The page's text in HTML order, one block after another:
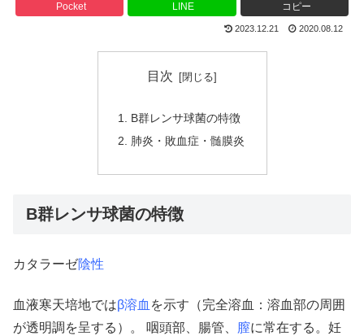
Pocket LINE コピー
2023.12.21 2020.08.12
目次
B群レンサ球菌の特徴
肺炎・敗血症・髄膜炎
B群レンサ球菌の特徴
カタラーゼ陰性
血液寒天培地ではβ溶血 を示す（完全溶血：溶血部の周囲
が透明調を呈する）。 咽頭部、腸管、
膣に常在する。妊